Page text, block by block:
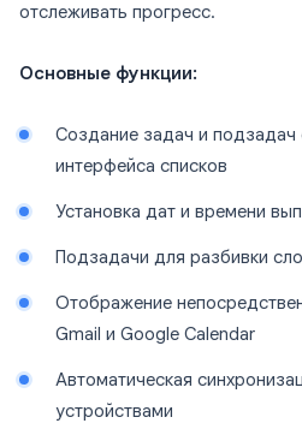
отслеживать прогресс.
Основные функции:
Создание задач и
интерфейса списков
Установка дат и времени
Подзадачи для разбивки
Отображение
Gmail и Google Calendar
Автоматическая
устройствами